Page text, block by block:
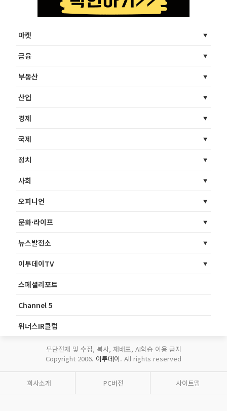
마켓
금융
부동산
산업
경제
국제
정치
사회
오피니언
문화·라이프
뉴스발전소
이투데이TV
스페셜리포트
Channel 5
위너스IR클럽
무단전재 및 수집, 복사, 재배포, AI학습 이용 금지
Copyright 2006. 이투데이. All rights reserved
회사소개 PC버전 사이트맵